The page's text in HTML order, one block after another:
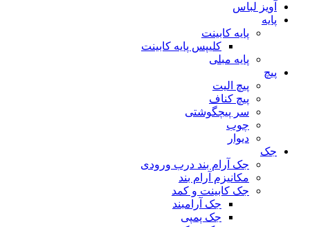
آویز لباس
پایه
پایه کابینت
کلیپس پایه کابینت
پایه مبلی
پیچ
پیچ الیت
پیچ کناف
سر پیچگوشتی
چوب
دیوار
جک
جک آرام بند درب ورودی
مکانیزم آرام بند
جک کابینت و کمد
جک آرامبند
جک پمپی